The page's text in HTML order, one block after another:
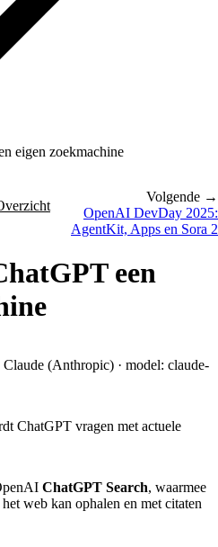
eigen zoekmachine
Volgende →
OpenAI DevDay 2025:
AgentKit, Apps en Sora 2
een
Claude (Anthropic) · model: claude-
ChatGPT vragen met actuele
ChatGPT Search, waarmee
web kan ophalen en met citaten